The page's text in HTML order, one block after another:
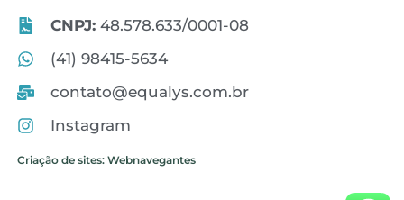
CNPJ:48.578.633/0001-08
(41) 98415-5634
contato@equalys.com.br
Instagram
Criação de sites: Webnavegantes